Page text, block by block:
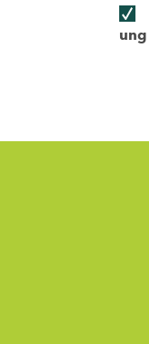
ung